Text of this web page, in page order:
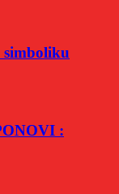
simboliku
: